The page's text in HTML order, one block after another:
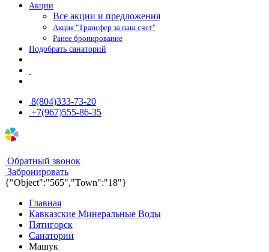
Акции
Все акции и предложения
Акция "Трансфер за наш счет"
Ранее бронирование
Подобрать санаторий
8(804)333-73-20
+7(967)555-86-35
Обратный звонок
Забронировать
{"Object":"565","Town":"18"}
Главная
Кавказские Минеральные Воды
Пятигорск
Санатории
Машук